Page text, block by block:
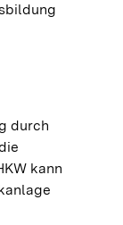
durch
kann